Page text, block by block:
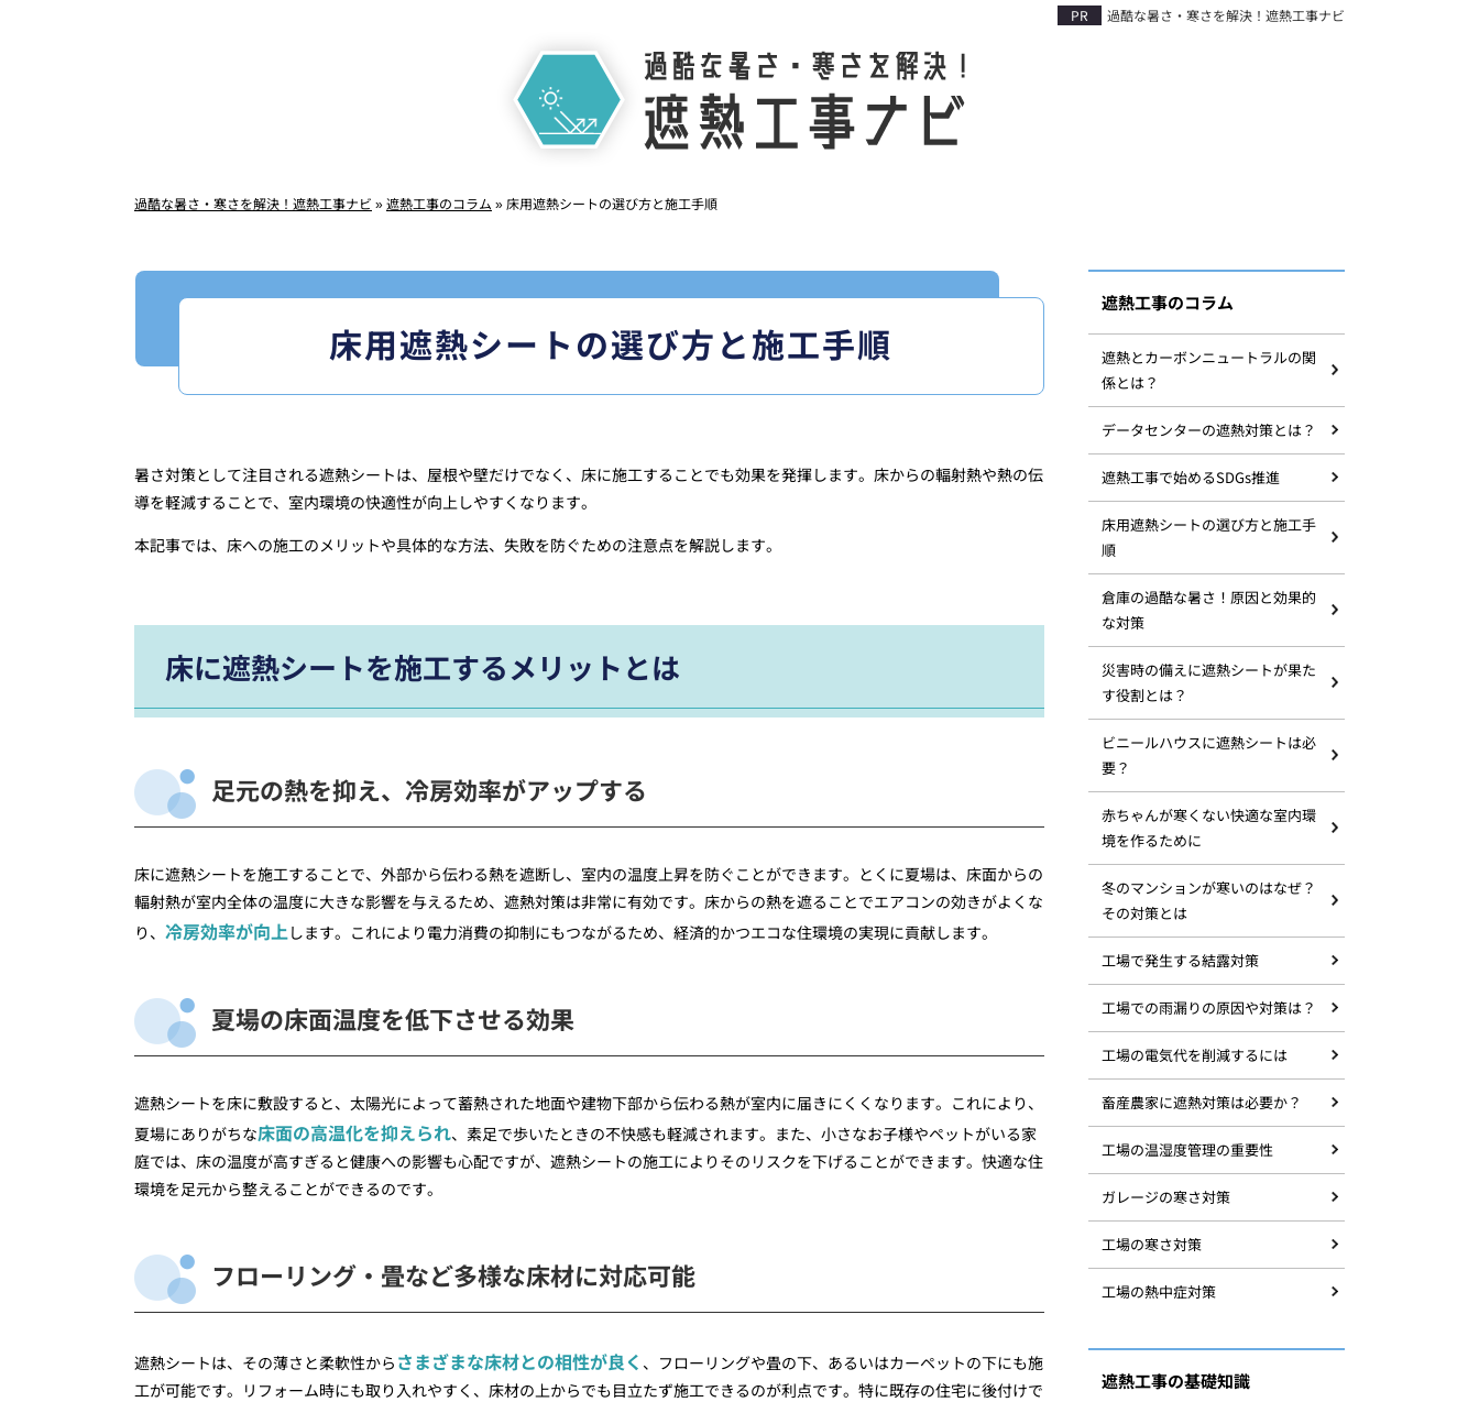
過酷な暑さ・寒さを解決！遮熱工事ナビ
過酷な暑さ・寒さを解決！遮熱工事ナビ »遮熱工事のコラム » 床用遮熱シートの選び方と施工手順
床用遮熱シートの選び方と施工手順
暑さ対策として注目される遮熱シートは、屋根や壁だけでなく、床に施工することでも効果を発揮します。床からの輻射熱や熱の伝
導を軽減することで、室内環境の快適性が向上しやすくなります。
本記事では、床への施工のメリットや具体的な方法、失敗を防ぐための注意点を解説します。
床に遮熱シートを施工するメリットとは
足元の熱を抑え、冷房効率がアップする
床に遮熱シートを施工することで、外部から伝わる熱を遮断し、室内の温度上昇を防ぐことができます。とくに夏場は、床面からの
輻射熱が室内全体の温度に大きな影響を与えるため、遮熱対策は非常に有効です。床からの熱を遮ることでエアコンの効きがよくな
り、 冷房効率が向上します。これにより電力消費の抑制にもつながるため、経済的かつエコな住環境の実現に貢献します。
夏場の床面温度を低下させる効果
遮熱シートを床に敷設すると、太陽光によって蓄熱された地面や建物下部から伝わる熱が室内に届きにくくなります。これにより、
夏場にありがちな床面の高温化を抑えられ、素足で歩いたときの不快感も軽減されます。また、小さなお子様やペットがいる家
庭では、床の温度が高すぎると健康への影響も心配ですが、遮熱シートの施工によりそのリスクを下げることができます。快適な住
環境を足元から整えることができるのです。
フローリング・畳など多様な床材に対応可能
遮熱シートは、その薄さと柔軟性から さまざまな床材との相性が良く 、フローリングや畳の下、あるいはカーペットの下にも施
工が可能です。リフォーム時にも取り入れやすく、床材の上からでも目立たず施工できるのが利点です。特に既存の住宅に後付けで
遮熱工事のコラム
遮熱とカーボンニュートラルの関
係とは？
データセンターの遮熱対策とは？
遮熱工事で始めるSDGs推進
床用遮熱シートの選び方と施工手
順
倉庫の過酷な暑さ！原因と効果的
な対策
災害時の備えに遮熱シートが果た
す役割とは？
ビニールハウスに遮熱シートは必
要？
赤ちゃんが寒くない快適な室内環
境を作るために
冬のマンションが寒いのはなぜ？
その対策とは
工場で発生する結露対策
工場での雨漏りの原因や対策は？
工場の電気代を削減するには
畜産農家に遮熱対策は必要か？
工場の温湿度管理の重要性
ガレージの寒さ対策
工場の寒さ対策
工場の熱中症対策
遮熱工事の基礎知識